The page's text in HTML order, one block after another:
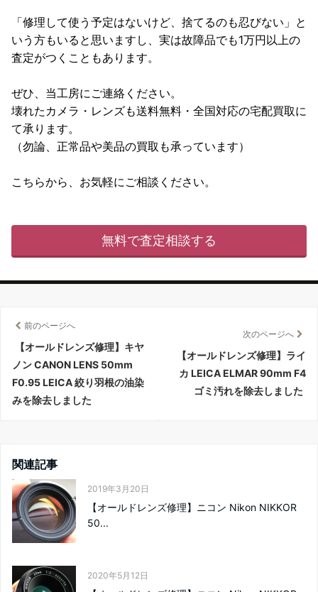
「修理して使う予定はないけど、捨てるのも忍びない」と
いう方もいると思いますし、実は故障品でも1万円以上の
査定がつくこともあります。
ぜひ、当工房にご連絡ください。
壊れたカメラ・レンズも送料無料・全国対応の宅配買取に
て承ります。
（勿論、正常品や美品の買取も承っています）
こちらから、お気軽にご相談ください。
無料で査定相談する
前のページへ
【オールドレンズ修理】キヤ
ノン CANON LENS 50mm
F0.95 LEICA 絞り羽根の油染
みを除去しました
次のページへ
【オールドレンズ修理】ライ
カ LEICA ELMAR 90mm F4
ゴミ汚れを除去しました
関連記事
2019年3月20日
【オールドレンズ修理】ニコン Nikon NIKKOR
50...
2020年5月12日